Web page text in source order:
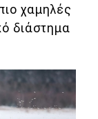
χαμηλές
διάστημα